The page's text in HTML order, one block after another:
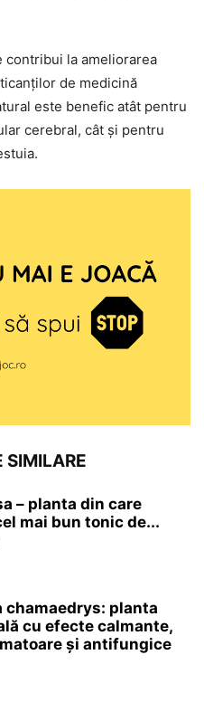
contribui la ameliorarea
de medicină
este benefic atât pentru
cerebral, cât și pentru
SIMILARE
– planta din care
mai bun tonic de...
chamaedrys: planta
cu efecte calmante,
și antifungice